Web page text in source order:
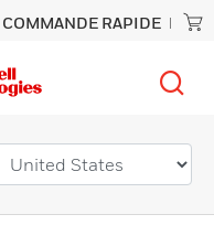
COMMANDE RAPIDE